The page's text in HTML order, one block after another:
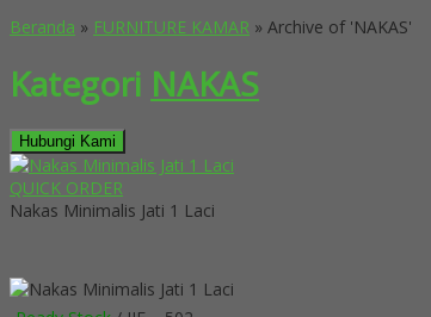
Beranda » FURNITURE KAMAR » Archive of 'NAKAS'
Kategori NAKAS
Hubungi Kami
QUICK ORDER
Nakas Minimalis Jati 1 Laci